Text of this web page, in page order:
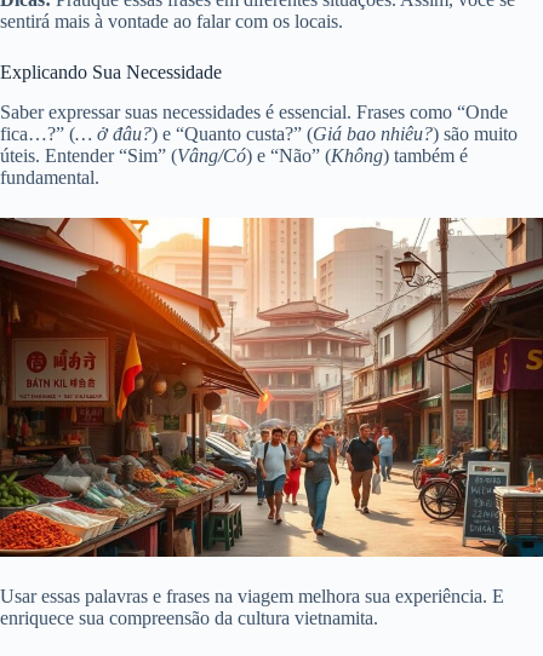
sentirá mais à vontade ao falar com os locais.
Explicando Sua Necessidade
Saber expressar suas necessidades é essencial. Frases como “Onde
fica…?” (… ở đâu?) e “Quanto custa?” (Giá bao nhiêu?) são muito
úteis. Entender “Sim” (Vâng/Có) e “Não” (Không) também é
fundamental.
Usar essas palavras e frases na viagem melhora sua experiência. E
enriquece sua compreensão da cultura vietnamita.